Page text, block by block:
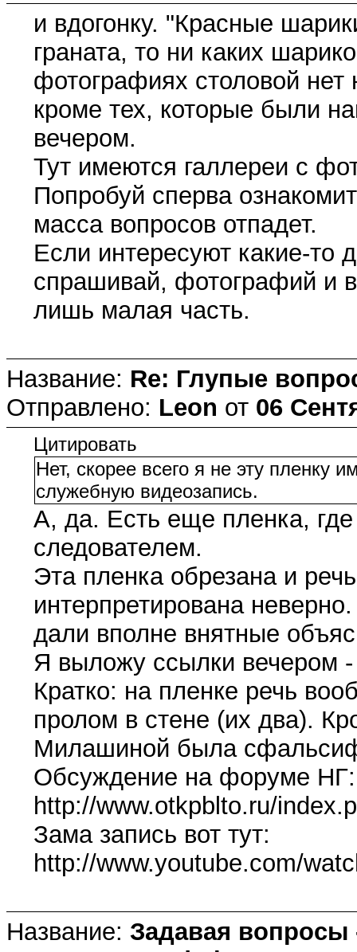
и вдогонку. "Красные
граната, то ни каких
фотографиях столовой
кроме тех, которые были
вечером.
Тут имеются галлереи с
Попробуй сперва
масса вопросов отпадет.
Если интересуют какие-то
спрашивай, фотографий и
лишь малая часть.
Название: Re: Глупые
Отправлено: Leon от 06
Цитировать
Нет, скорее всего я не эту пленку
служебную видеозапись.
А, да. Есть еще пленка, где
следователем.
Эта пленка обрезана и
интерпретирована
дали вполне внятные
Я выложу ссылки вечером -
Кратко: на пленке речь
пролом в стене (их два).
Милашиной была
Обсуждение на форуме НГ:
http://www.otkpblto.ru/
Зама запись вот тут:
http://www.youtube.com/
Название: Задавая